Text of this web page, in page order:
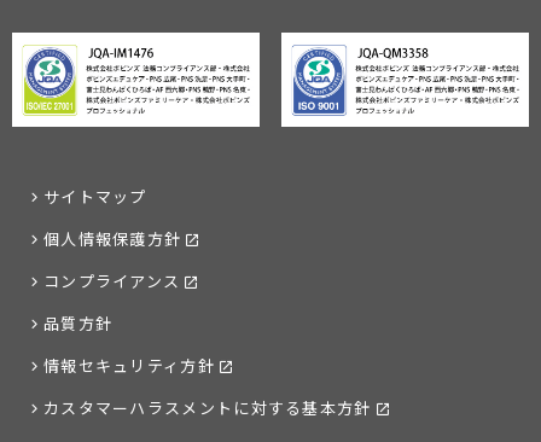
サイトマップ
個人情報保護方針
コンプライアンス
品質方針
情報セキュリティ方針
カスタマーハラスメントに対する基本方針